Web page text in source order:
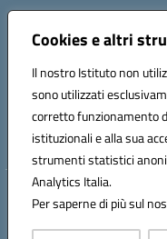
Cookies e altri
Il nostro Istituto non
sono utilizzati
corretto funzionamento
istituzionali e alla sua
strumenti statistici
Analytics Italia.
Per saperne di più sul
Indirizzo:Via Canale 1, Ancona
Centralino:071 204723
Codice fiscale: 93020970427
Codice meccanografico:
Codice unico di fatturazione
Hosting &
Concept